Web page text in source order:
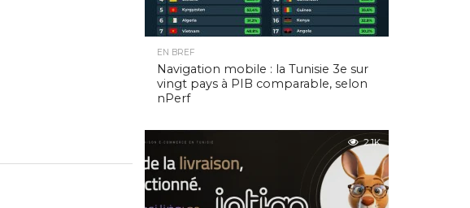
EN BREF
Navigation mobile : la Tunisie 3e sur
vingt pays à PIB comparable, selon
nPerf
2.1K